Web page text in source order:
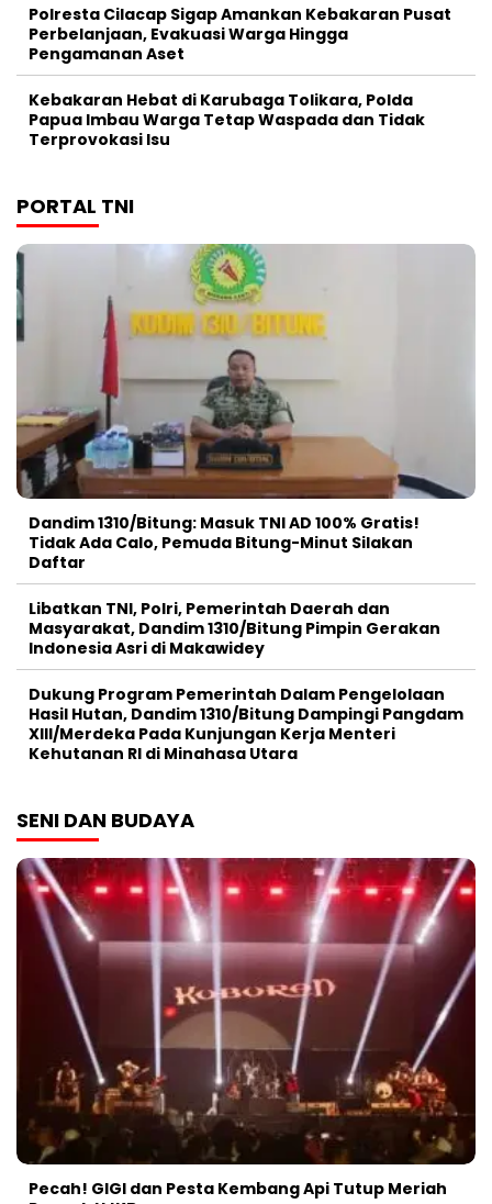
Polresta Cilacap Sigap Amankan Kebakaran Pusat
Perbelanjaan, Evakuasi Warga Hingga
Pengamanan Aset
Kebakaran Hebat di Karubaga Tolikara, Polda
Papua Imbau Warga Tetap Waspada dan Tidak
Terprovokasi Isu
PORTAL TNI
Dandim 1310/Bitung: Masuk TNI AD 100% Gratis!
Tidak Ada Calo, Pemuda Bitung-Minut Silakan
Daftar
Libatkan TNI, Polri, Pemerintah Daerah dan
Masyarakat, Dandim 1310/Bitung Pimpin Gerakan
Indonesia Asri di Makawidey
Dukung Program Pemerintah Dalam Pengelolaan
Hasil Hutan, Dandim 1310/Bitung Dampingi Pangdam
XIII/Merdeka Pada Kunjungan Kerja Menteri
Kehutanan RI di Minahasa Utara
SENI DAN BUDAYA
Pecah! GIGI dan Pesta Kembang Api Tutup Meriah